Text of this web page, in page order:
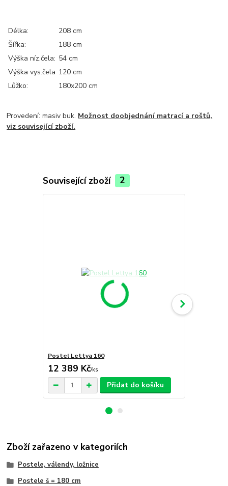
Délka:
208 cm
Šířka:
188 cm
Výška níz.čela: 54 cm
Výška vys.čela 120 cm
Lůžko:
180x200 cm
Provedení: masiv buk. Možnost doobjednání matrací a roštů,
viz související zboží.
Související zboží 2
Postel Lettya 160
12 389 Kč/ks
Přidat do košíku
Zboží zařazeno v kategoriích
Postele, válendy, ložnice
Postele š = 180 cm